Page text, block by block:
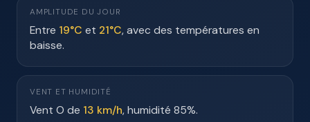
AMPLITUDE DU JOUR
Entre 19°C et 21°C, avec des températures en
baisse.
VENT ET HUMIDITÉ
Vent O de 13 km/h, humidité 85%.